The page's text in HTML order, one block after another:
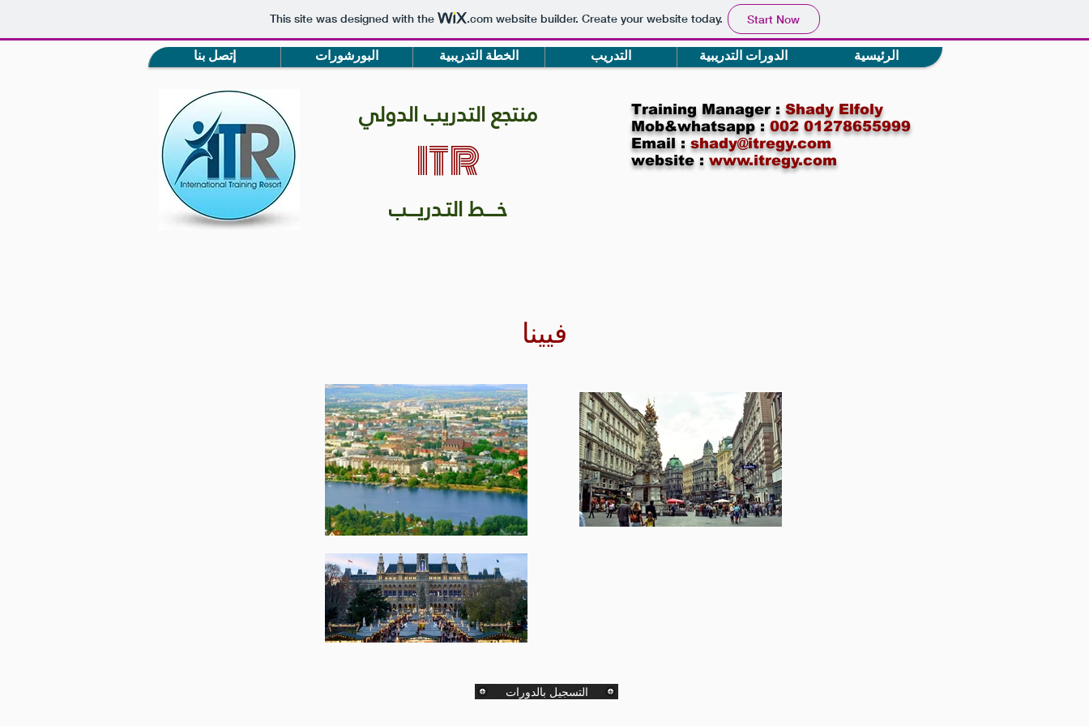
This site was designed with the .comwebsite builder. Create your website today. Start Now
منتجع التدريب الدولي
ITR
خـــــط التـدريــــب
الرئيسية الدورات التدريبية التدريب الخطة التدريبية البورشورات إتصل بنا
Training Manager : Shady Elfoly
Mob&whatsapp : 002 01278655999
Email : shady@itregy.com
website : www.itregy.com
فيينا
التسجيل بالدورات